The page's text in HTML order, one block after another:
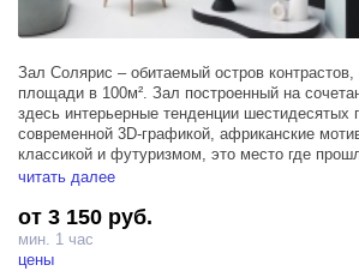
Зал Солярис – обитаемый остров
площади в 100м². Зал построенный на
здесь интерьерные тенденции шестидесятых
современной 3D-графикой, африканские
классикой и футуризмом, это место где
будущее ведут разговор о вечном.
Все элементы декора легко передвигаются
комфорта во время творческого процесса, а
тремя источниками Profoto D1 500, блэкаут
читать далее
от 3 150 руб.
мин. 1 час
цены